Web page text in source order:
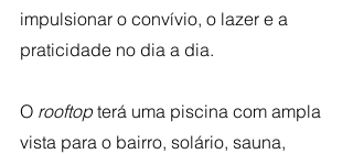
impulsionar o convívio, o lazer e a
praticidade no dia a dia.
O rooftop terá uma piscina com ampla
vista para o bairro, solário, sauna,